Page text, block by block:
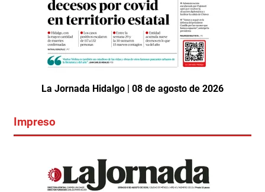
La Jornada Hidalgo | 08 de agosto de 2026
Impreso